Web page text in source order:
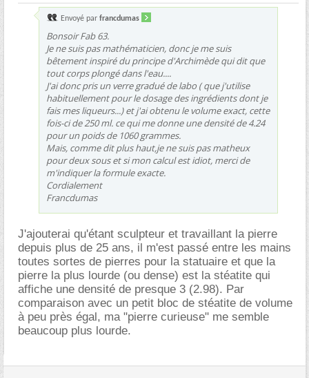
Envoyé par francdumas
Bonsoir Fab 63.
Je ne suis pas mathématicien, donc je me suis
bêtement inspiré du principe d'Archimède qui dit que
tout corps plongé dans l'eau....
J'ai donc pris un verre gradué de labo ( que j'utilise
habituellement pour le dosage des ingrédients dont je
fais mes liqueurs...) et j'ai obtenu le volume exact, cette
fois-ci de 250 ml. ce qui me donne une densité de 4.24
pour un poids de 1060 grammes.
Mais, comme dit plus haut,je ne suis pas matheux
pour deux sous et si mon calcul est idiot, merci de
m'indiquer la formule exacte.
Cordialement
Francdumas
J'ajouterai qu'étant sculpteur et travaillant la pierre
depuis plus de 25 ans, il m'est passé entre les mains
toutes sortes de pierres pour la statuaire et que la
pierre la plus lourde (ou dense) est la stéatite qui
affiche une densité de presque 3 (2.98). Par
comparaison avec un petit bloc de stéatite de volume
à peu près égal, ma "pierre curieuse" me semble
beaucoup plus lourde.